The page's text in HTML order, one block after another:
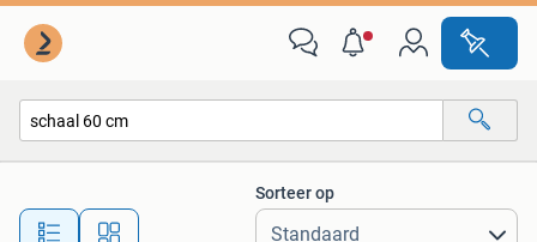
Alle afstanden…
Sorteer op